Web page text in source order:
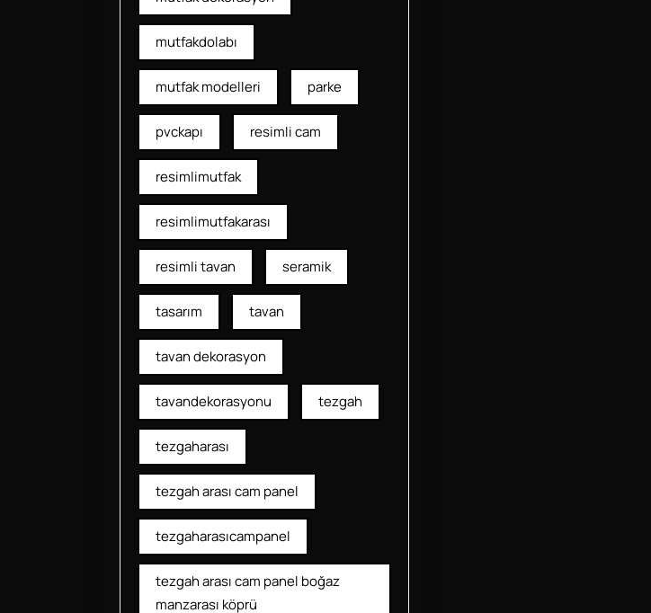
mutfakdolabı
mutfak modelleri parke
pvckapı resimli cam
resimlimutfak
resimlimutfakarası
resimli tavan seramik
tasarım tavan
tavan dekorasyon
tavandekorasyonu tezgah
tezgaharası
tezgah arası cam panel
tezgaharasıcampanel
tezgah arası cam panel boğaz
manzarası köprü